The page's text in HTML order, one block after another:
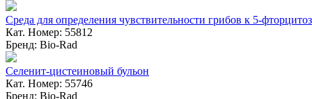
Среда для определения чувствительности грибов к 5-
Кат. Номер: 55812
Бренд: Bio-Rad
Селенит-цистеиновый бульон
Кат. Номер: 55746
Бренд: Bio-Rad